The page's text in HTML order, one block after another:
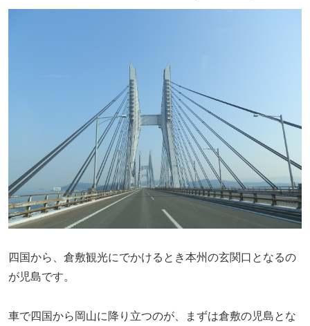
四国から、倉敷観光にでかけるとき本州の玄関口となるの
が児島です。
車で四国から岡山に降り立つのが、まずは倉敷の児島とな